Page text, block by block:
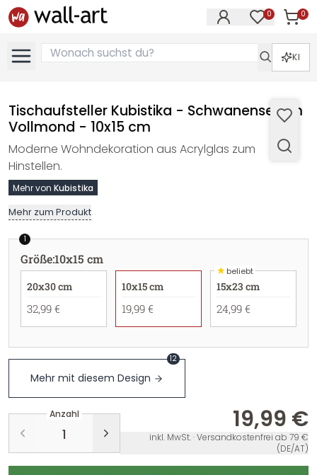
0 0
KI
Tischaufsteller Kubistika - Schwanensee im
Vollmond - 10x15 cm
Moderne Wohndekoration aus Acrylglas zum
Hinstellen.
Mehr von Kubistika
Mehr zum Produkt
1
Größe:10x15 cm
20x30 cm
32,99 €
10x15 cm
19,99 €
★beliebt
15x23 cm
24,99 €
Mehr mit diesem Design
12
Anzahl 19,99 €
inkl. MwSt. · Versandkostenfrei ab 79 €
(DE/AT)